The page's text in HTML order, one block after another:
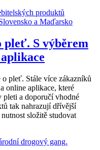
pleť. S výběrem
pleť. Stále více zákazníků
online aplikace, které
pleti a doporučí vhodné
tak nahrazují dřívější
složitě studovat